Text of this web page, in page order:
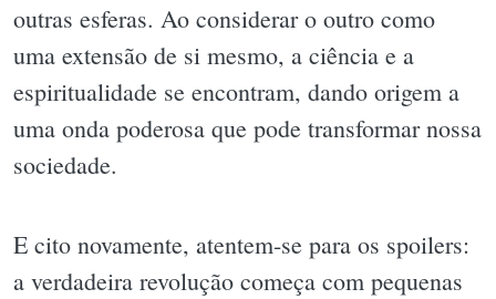
outras esferas. Ao considerar o outro como
uma extensão de si mesmo, a ciência e a
espiritualidade se encontram, dando origem a
uma onda poderosa que pode transformar nossa
sociedade.
E cito novamente, atentem-se para os spoilers:
a verdadeira revolução começa com pequenas